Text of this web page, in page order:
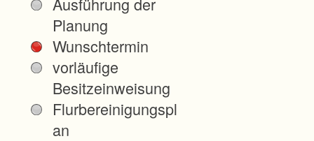
Planung
Wunschtermin
vorläufige
Besitzeinweisung
Flurbereinigungspl
an